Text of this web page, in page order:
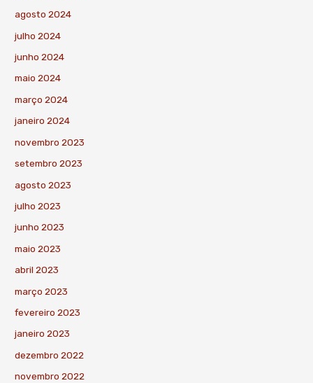
agosto 2024
julho 2024
junho 2024
maio 2024
março 2024
janeiro 2024
novembro 2023
setembro 2023
agosto 2023
julho 2023
junho 2023
maio 2023
abril 2023
março 2023
fevereiro 2023
janeiro 2023
dezembro 2022
novembro 2022